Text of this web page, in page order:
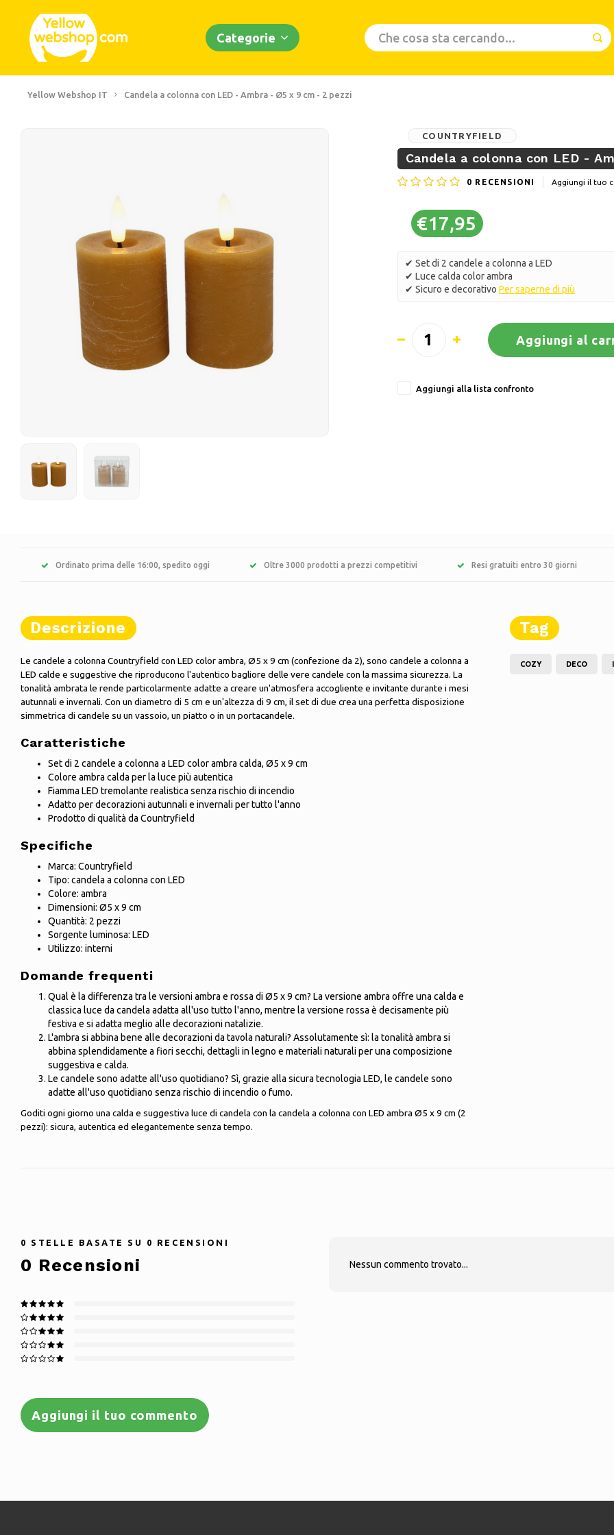
Categorie
Yellow Webshop IT Candela a colonna con LED - Ambra - Ø5 x 9 cm - 2 pezzi
COUNTRYFIELD
Candela a colonna con LED -
0 RECENSIONI Aggiungi il tuo
€17,95
✔ Set di 2 candele a colonna a LED
✔ Luce calda color ambra
✔ Sicuro e decorativo Per saperne di più
Aggiungi al
Aggiungi alla lista confronto
Ordinato prima delle 16:00, spedito oggi Oltre 3000 prodotti a prezzi competitivi Resi gratuiti entro 30 giorni
Descrizione
Le candele a colonna Countryfield con LED color ambra, Ø5 x 9 cm (confezione da 2), sono candele a colonna a
LED calde e suggestive che riproducono l'autentico bagliore delle vere candele con la massima sicurezza. La
tonalità ambrata le rende particolarmente adatte a creare un'atmosfera accogliente e invitante durante i mesi
autunnali e invernali. Con un diametro di 5 cm e un'altezza di 9 cm, il set di due crea una perfetta disposizione
simmetrica di candele su un vassoio, un piatto o in un portacandele.
Caratteristiche
Set di 2 candele a colonna a LED color ambra calda, Ø5 x 9 cm
Colore ambra calda per la luce più autentica
Fiamma LED tremolante realistica senza rischio di incendio
Adatto per decorazioni autunnali e invernali per tutto l'anno
Prodotto di qualità da Countryfield
Specifiche
Marca: Countryfield
Tipo: candela a colonna con LED
Colore: ambra
Dimensioni: Ø5 x 9 cm
Quantità: 2 pezzi
Sorgente luminosa: LED
Utilizzo: interni
Domande frequenti
Qual è la differenza tra le versioni ambra e rossa di Ø5 x 9 cm? La versione ambra offre una calda e
classica luce da candela adatta all'uso tutto l'anno, mentre la versione rossa è decisamente più
festiva e si adatta meglio alle decorazioni natalizie.
L'ambra si abbina bene alle decorazioni da tavola naturali? Assolutamente sì: la tonalità ambra si
abbina splendidamente a fiori secchi, dettagli in legno e materiali naturali per una composizione
suggestiva e calda.
Le candele sono adatte all'uso quotidiano? Sì, grazie alla sicura tecnologia LED, le candele sono
adatte all'uso quotidiano senza rischio di incendio o fumo.
Goditi ogni giorno una calda e suggestiva luce di candela con la candela a colonna con LED ambra Ø5 x 9 cm (2
pezzi): sicura, autentica ed elegantemente senza tempo.
Tag
COZY DECO
0 STELLE BASATE SU 0 RECENSIONI
0 Recensioni
Aggiungi il tuo commento
Nessun commento trovato...